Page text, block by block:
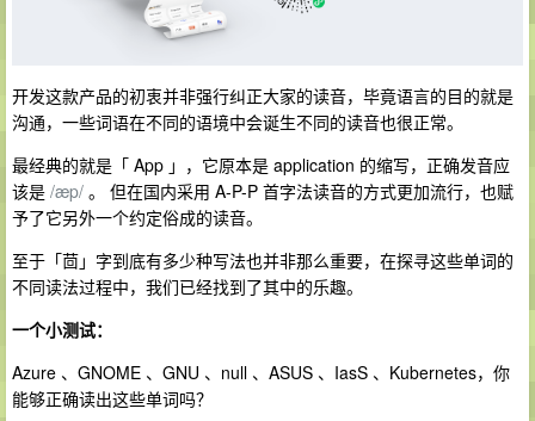
开发这款产品的初衷并非强行纠正大家的读音，毕竟语言的目的就是
沟通，一些词语在不同的语境中会诞生不同的读音也很正常。
最经典的就是「 App 」，它原本是 application 的缩写，正确发音应
该是 /æp/ 。 但在国内采用 A-P-P 首字法读音的方式更加流行，也赋
予了它另外一个约定俗成的读音。
至于「茴」字到底有多少种写法也并非那么重要，在探寻这些单词的
不同读法过程中，我们已经找到了其中的乐趣。
一个小测试：
Azure 、GNOME 、GNU 、null 、ASUS 、IasS 、Kubernetes，你
能够正确读出这些单词吗？